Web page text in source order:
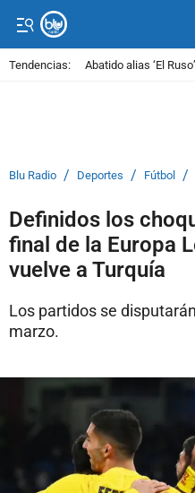
Tendencias: Abatido alias ‘El Ruso’
Blu Radio / Deportes / Fútbol /
Definidos los
final de la Europa
vuelve a Turquía
Los partidos se
marzo.